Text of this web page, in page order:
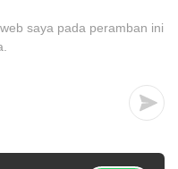
saya pada peramban ini